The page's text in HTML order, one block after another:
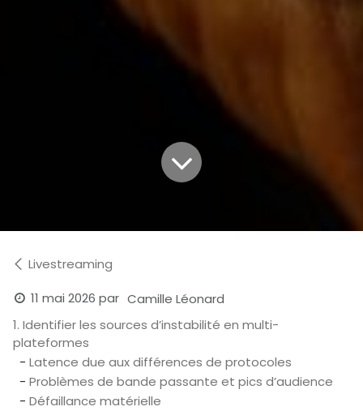
Livestreaming
11 mai 2026 par Camille Léonard
1. Identifier les sources d’instabilité en multi-
plateformes
- Latence due aux différences de protocoles
- Problèmes de bande passante et pics d’audience
- Défaillance matérielle